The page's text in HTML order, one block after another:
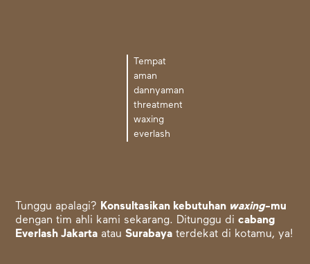
Tempat
aman
dannyaman
threatment
waxing
everlash
Tunggu apalagi? Konsultasikan kebutuhan waxing-mu
dengan tim ahli kami sekarang. Ditunggu dicabang
Everlash Jakarta atauSurabaya terdekat di kotamu, ya!